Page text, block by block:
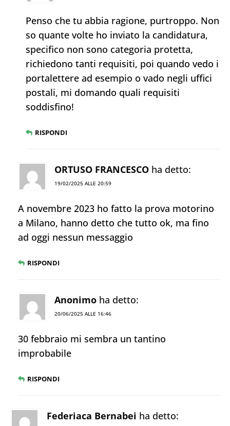
Penso che tu abbia ragione, purtroppo. Non
so quante volte ho inviato la candidatura,
specifico non sono categoria protetta,
richiedono tanti requisiti, poi quando vedo i
portalettere ad esempio o vado negli uffici
postali, mi domando quali requisiti
soddisfino!
RISPONDI
ORTUSO FRANCESCO ha detto:
19/02/2025 ALLE 20:59
A novembre 2023 ho fatto la prova motorino
a Milano, hanno detto che tutto ok, ma fino
ad oggi nessun messaggio
RISPONDI
Anonimo ha detto:
20/06/2025 ALLE 16:46
30 febbraio mi sembra un tantino
improbabile
RISPONDI
Federiaca Bernabei ha detto: